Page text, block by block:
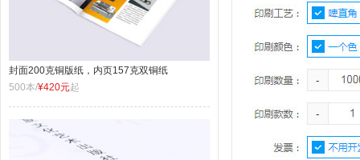
封面200克铜版纸，内页157克双铜纸
500本/¥420元起